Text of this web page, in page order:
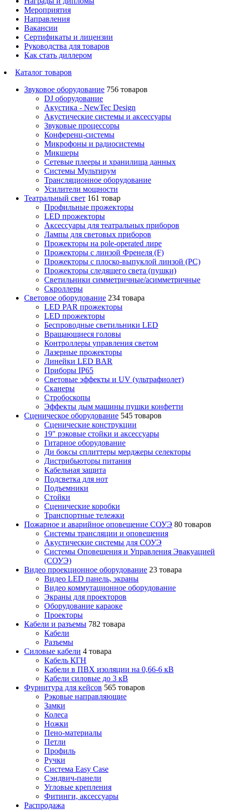
Мероприятия
Направления
Вакансии
Сертификаты и лицензии
Руководства для товаров
Как стать диллером
Каталог товаров
Звуковое оборудование 756 товаров
DJ оборудование
Акустика - NewTec Design
Акустические системы и аксессуары
Звуковые процессоры
Конференц-системы
Микрофоны и радиосистемы
Микшеры
Сетевые плееры и хранилища данных
Системы Мультирум
Трансляционное оборудование
Усилители мощности
Театральный свет 161 товар
Профильные прожекторы
LED прожекторы
Аксессуары для театральных приборов
Лампы для световых приборов
Прожекторы на pole-operated лире
Прожекторы с линзой Френеля (F)
Прожекторы с плоско-выпуклой линзой (PC)
Прожекторы следящего света (пушки)
Светильники симметричные/асимметричные
Скроллеры
Световое оборудование 234 товара
LED PAR прожекторы
LED прожекторы
Беспроводные светильники LED
Вращающиеся головы
Контроллеры управления светом
Лазерные прожекторы
Линейки LED BAR
Приборы IP65
Световые эффекты и UV (ультрафиолет)
Сканеры
Стробоскопы
Эффекты дым машины пушки конфетти
Сценическое оборудование 545 товаров
Сценические конструкции
19" рэковые стойки и аксесcуары
Гитарное оборудование
Ди боксы сплиттеры мерджеры селекторы
Дистрибьюторы питания
Кабельная защита
Подсветка для нот
Подъемники
Стойки
Сценические коробки
Транспортные тележки
Пожарное и аварийное оповещение СОУЭ 80 товаров
Cистемы трансляции и оповещения
Акустические системы для СОУЭ
Системы Оповещения и Управления Эвакуацией
(СОУЭ)
Видео проекционное оборудование 23 товара
Видео LED панель, экраны
Видео коммутационное оборудование
Экраны для проекторов
Оборудование караоке
Проекторы
Кабели и разъемы 782 товара
Кабели
Разъемы
Силовые кабели 4 товара
Кабель КГН
Кабели в ПВХ изоляции на 0,66-6 кВ
Кабели силовые до 3 кВ
Фурнитура для кейсов 565 товаров
Рэковые направляющие
Замки
Колеса
Ножки
Пено-материалы
Петли
Профиль
Ручки
Система Easy Case
Сэндвич-панели
Угловые крепления
Фитинги, аксессуары
Распродажа